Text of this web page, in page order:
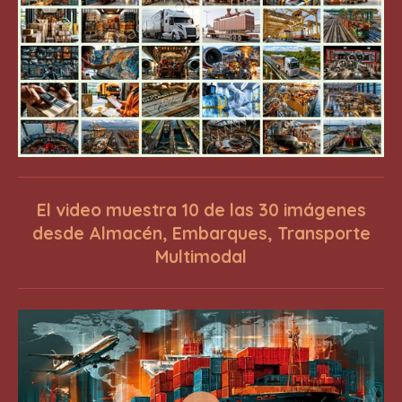
El video muestra 10 de las 30 imágenes
desde Almacén, Embarques, Transporte
Multimodal